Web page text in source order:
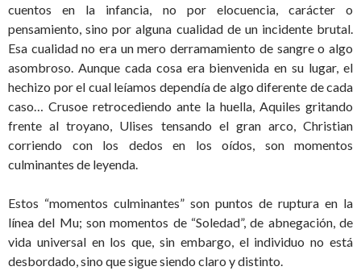
cuentos en la infancia, no por elocuencia, carácter o
pensamiento, sino por alguna cualidad de un incidente brutal.
Esa cualidad no era un mero derramamiento de sangre o algo
asombroso. Aunque cada cosa era bienvenida en su lugar, el
hechizo por el cual leíamos dependía de algo diferente de cada
caso… Crusoe retrocediendo ante la huella, Aquiles gritando
frente al troyano, Ulises tensando el gran arco, Christian
corriendo con los dedos en los oídos, son momentos
culminantes de leyenda.
Estos “momentos culminantes” son puntos de ruptura en la
línea del Mu; son momentos de “Soledad”, de abnegación, de
vida universal en los que, sin embargo, el individuo no está
desbordado, sino que sigue siendo claro y distinto.